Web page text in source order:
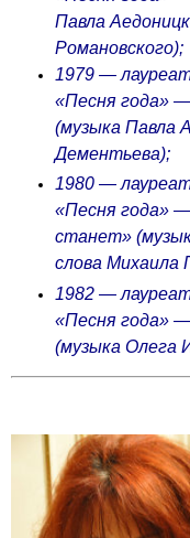
Павла
Романовского);
1979 —
«Песня года»
(музыка Павла
Дементьева);
1980 —
«Песня года»
станет»
слова Михаила
1982 —
«Песня года»
(музыка Олега